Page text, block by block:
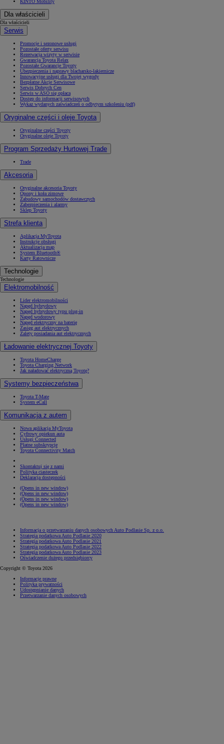
KINTO Mobility
Dla właścicieli
Dla właścicieli
Serwis
Promocje i sezonowe usługi
Pozostałe oferty serwisu
Rezerwacja wizyty w serwisie
Gwarancja Toyota Relax
Pozostałe Gwarancje Toyoty
Ubezpieczenia i naprawy blacharsko-lakiernicze
Innowacyjne usługi dla Twojej wygody
Bezpłatne Akcje Serwisowe
Serwis Dobrych Cen
Serwis w ASO się opłaca
Dostęp do informacji serwisowych
Wykaz wydanych zaświadczeń o odbytym szkoleniu (pdf)
Oryginalne części i oleje Toyota
Oryginalne części Toyoty
Oryginalne oleje Toyoty
Program Sprzedaży Hurtowej Trade
Trade
Akcesoria
Oryginalne akcesoria Toyoty
Opony i koła zimowe
Zabudowy samochodów dostawczych
Zabezpieczenia i alarmy
Sklep Toyoty
Strefa klienta
Aplikacja MyToyota
Instrukcje obsługi
Aktualizacja map
System Bluetooth®
Karty Ratownicze
Technologie
Technologie
Elektromobilność
Lider elektromobilności
Napęd hybrydowy
Napęd hybrydowy typu plug-in
Napęd wodorowy
Napęd elektryczny na baterię
Zasięg aut elektrycznych
Zalety posiadania aut elektrycznych
Ładowanie elektrycznej Toyoty
Toyota HomeCharge
Toyota Charging Network
Jak naładować elektryczną Toyotę?
Systemy bezpieczeństwa
Toyota T-Mate
System eCall
Komunikacja z autem
Nowa aplikacja MyToyota
Cyfrowy opiekun auta
Usługi Connected
Płatne subskrypcje
Toyota Connectivity Match
Skontaktuj się z nami
Polityka ciasteczek
Deklaracja dostępności
(Opens in new window)
(Opens in new window)
(Opens in new window)
(Opens in new window)
Informacja o przetwarzaniu danych osobowych Auto Podlasie Sp. z o.o.
Strategia podatkowa Auto Podlasie 2020
Strategia podatkowa Auto Podlasie 2021
Strategia podatkowa Auto Podlasie 2022
Strategia podatkowa Auto Podlasie 2023
Oświadczenie dużego przedsiębiorcy
Copyright © Toyota 2026
Informacje prawne
Polityka prywatności
Udostępnianie danych
Przetwarzanie danych osobowych